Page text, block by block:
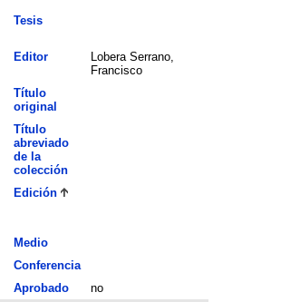
Tesis
Editor
Lobera Serrano,
Francisco
Título
original
Título
abreviado
de la
colección
Edición
Medio
Conferencia
Aprobado
no